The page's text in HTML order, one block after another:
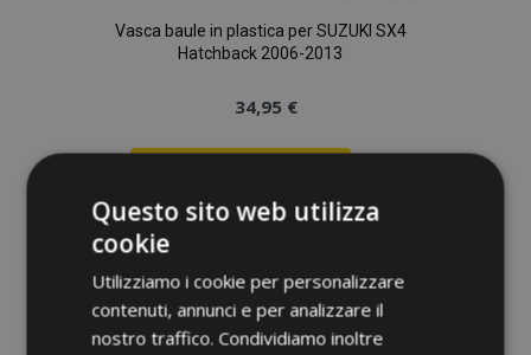
Vasca baule in plastica per SUZUKI SX4
Hatchback 2006-2013
34,95 €
Aggiungi
lista
Questo sito web utilizza
cookie
Utilizziamo i cookie per personalizzare
contenuti, annunci e per analizzare il
nostro traffico. Condividiamo inoltre